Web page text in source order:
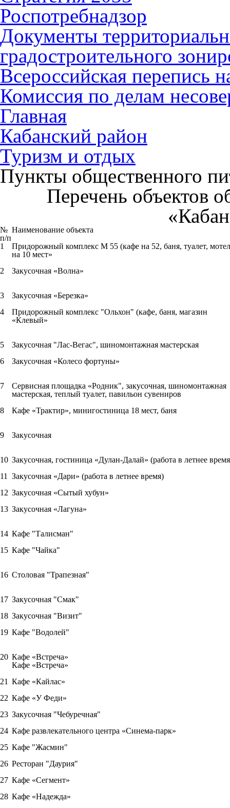
Роспотребнадзор
Документы
градостроительного
Всероссийская перепись
Комиссия по делам
Главная
Кабанский район
Туризм и отдых
Пункты общественного
Перечень объектов
№
п/п
Наименование объекта
1
Придорожный комплекс М 55 (кафе на 52, баня, туалет,
на 10 мест»
2
Закусочная «Волна»
3
Закусочная «Березка»
4
Придорожный комплекс "Ольхон" (кафе, баня, магазин
«Клевый»
5
Закусочная "Лас-Вегас", шиномонтажная мастерская
6
Закусочная «Колесо фортуны»
7
Сервисная площадка «Родник", закусочная, шиномонтажная
мастерская, теплый туалет, павильон сувениров
8
Кафе «Трактир», минигостиница 18 мест, баня
9 Закусочная
10 Закусочная, гостиница «Дулан-Далай» (работа в летнее
11
Закусочная «Дари» (работа в летнее время)
12 Закусочная «Сытый хубун»
13 Закусочная «Лагуна»
14 Кафе "Талисман"
15 Кафе "Чайка"
16 Столовая "Трапезная"
17 Закусочная "Смак"
18 Закусочная "Визит"
19 Кафе "Водолей"
20 Кафе «Встреча»
Кафе «Встреча»
21 Кафе «Кайлас»
22 Кафе «У Феди»
23 Закусочная "Чебуречная"
24 Кафе развлекательного центра «Синема-парк»
25 Кафе "Жасмин"
26 Ресторан "Даурия"
27 Кафе «Сегмент»
28 Кафе «Надежда»